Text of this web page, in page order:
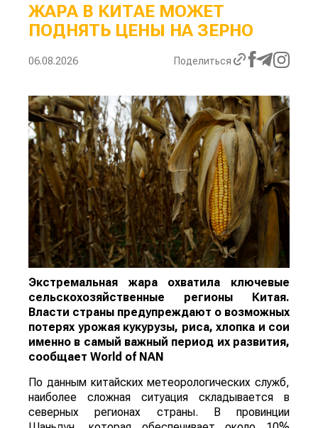
ЖАРА В КИТАЕ МОЖЕТ
ПОДНЯТЬ ЦЕНЫ НА ЗЕРНО
06.08.2026 Поделиться
Экстремальная жара охватила ключевые
сельскохозяйственные регионы Китая.
Власти страны предупреждают о возможных
потерях урожая кукурузы, риса, хлопка и сои
именно в самый важный период их развития,
сообщает World of NAN
По данным китайских метеорологических служб,
наиболее сложная ситуация складывается в
северных регионах страны. В провинции